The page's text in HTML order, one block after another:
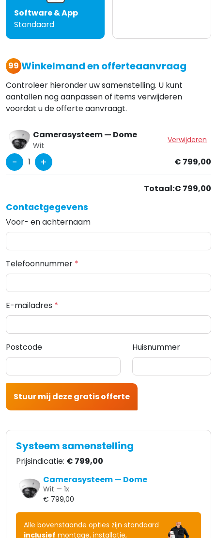
Software & App
Standaard
99 Winkelmand en offerteaanvraag
Controleer hieronder uw samenstelling. U kunt
aantallen nog aanpassen of items verwijderen
voordat u de offerte aanvraagt.
Camerasysteem — Dome
Wit
Verwijderen
− 1 + € 799,00
Totaal:€ 799,00
Contactgegevens
Voor- en achternaam
Telefoonnummer *
E-mailadres *
Postcode Huisnummer
Stuur mij deze gratis offerte
Systeem samenstelling
Prijsindicatie: € 799,00
Camerasysteem — Dome
Wit — 1x
€ 799,00
Alle bovenstaande opties zijn standaard
inclusief montage, installatie,